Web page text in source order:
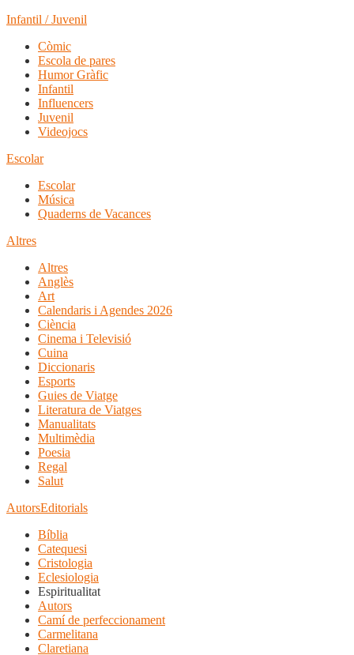
Infantil / Juvenil
Còmic
Escola de pares
Humor Gràfic
Infantil
Influencers
Juvenil
Videojocs
Escolar
Escolar
Música
Quaderns de Vacances
Altres
Altres
Anglès
Art
Calendaris i Agendes 2026
Ciència
Cinema i Televisió
Cuina
Diccionaris
Esports
Guies de Viatge
Literatura de Viatges
Manualitats
Multimèdia
Poesia
Regal
Salut
AutorsEditorials
Bíblia
Catequesi
Cristologia
Eclesiologia
Espiritualitat
Autors
Camí de perfeccionament
Carmelitana
Claretiana